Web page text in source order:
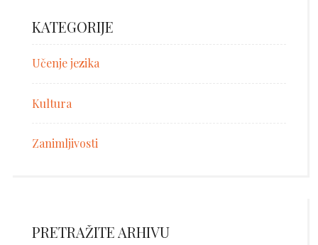
KATEGORIJE
Učenje jezika
Kultura
Zanimljivosti
PRETRAŽITE ARHIVU